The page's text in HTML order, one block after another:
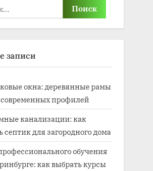
записи
окна: деревянные рамы
профилей
канализации: как
септик для загородного дома
обучения
как выбрать курсы